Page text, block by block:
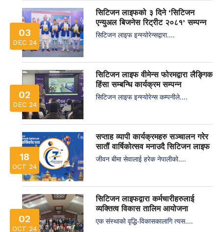
03
DEC 24
सिटिजन लाइफको ३ दिने ‘सिटिजन
एन्युअल बिजनेस रिट्रीट २०८१’ सम्पन्न
सिटिजन लाइफ इन्स्योरेन्सद्वारा....
02
DEC 24
सिटिजन लाइफ वीमेन्स फोरमद्वारा लैङ्गिक
हिंसा सम्बन्धि कार्यक्रम सम्पन्न
सिटिजन लाइफ इन्स्योरेन्स कम्पनीले....
18
OCT 24
सप्ताह व्यापी कार्यक्रमहरु सञ्चालन गरेर
सातौं वार्षिकोत्सव मनाउदै सिटिजन लाइफ
जीवन बीमा सेवालाई हरेक नेपालीको....
02
OCT 24
सिटिजन लाइफद्वारा कर्मचारीहरुलाई
व्यक्तित्व विकास तालिम आयोजना
एक संस्थाको वृद्धि-विकासकालागि त्यस....